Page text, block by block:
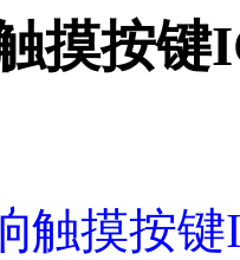
摸按键
触摸按键